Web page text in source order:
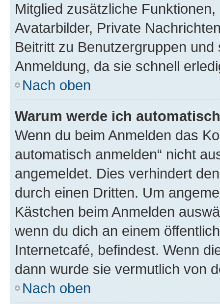
Mitglied zusätzliche
Avatarbilder, Private
Beitritt zu Benutzergruppen
Anmeldung, da sie schnell
Nach oben
Warum werde ich
Wenn du beim Anmelden das
automatisch anmelden“ nicht
angemeldet. Dies verhindert
durch einen Dritten. Um
Kästchen beim Anmelden
wenn du dich an einem
Internetcafé, befindest. Wenn
dann wurde sie vermutlich von
Nach oben